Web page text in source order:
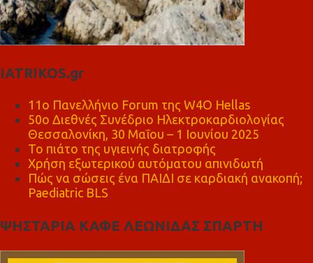
IATRIKOS.gr
11ο Πανελλήνιο Forum της W4O Hellas
50ο Διεθνές Συνέδριο Ηλεκτροκαρδιολογίας
Θεσσαλονίκη, 30 Μαΐου – 1 Ιουνίου 2025
Το πιάτο της υγιεινής διατροφής
Χρήση εξωτερικού αυτόματου απινιδωτή
Πώς να σώσεις ένα ΠΑΙΔΙ σε καρδιακή ανακοπή;
Paediatric BLS
ΨΗΣΤΑΡΙΑ ΚΑΦΕ ΛΕΩΝΙΔΑΣ ΣΠΑΡΤΗ